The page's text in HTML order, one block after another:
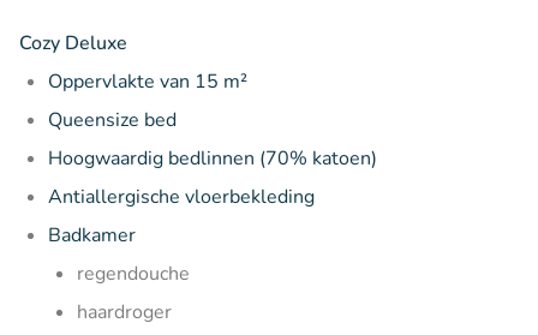
Cozy Deluxe
Oppervlakte van 15 m²
Queensize bed
Hoogwaardig bedlinnen (70% katoen)
Antiallergische vloerbekleding
Badkamer
regendouche
haardroger